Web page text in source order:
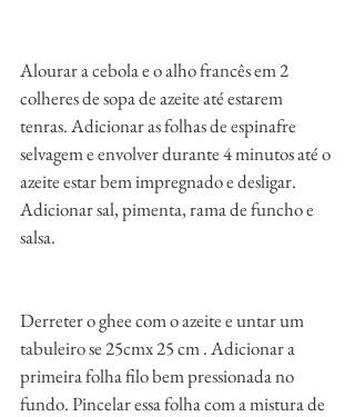
Alourar a cebola e o alho francês em 2
colheres de sopa de azeite até estarem
tenras. Adicionar as folhas de espinafre
selvagem e envolver durante 4 minutos até o
azeite estar bem impregnado e desligar.
Adicionar sal, pimenta, rama de funcho e
salsa.
Derreter o ghee com o azeite e untar um
tabuleiro se 25cmx 25 cm . Adicionar a
primeira folha filo bem pressionada no
fundo. Pincelar essa folha com a mistura de